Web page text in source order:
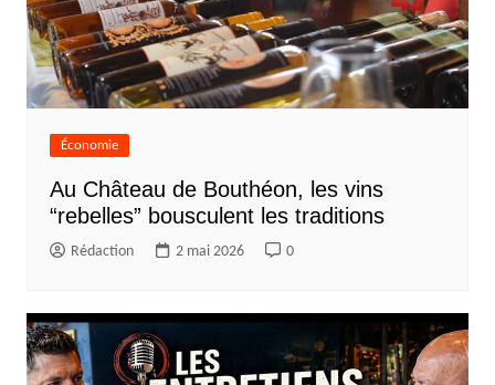
Économie
Au Château de Bouthéon, les vins
“rebelles” bousculent les traditions
Rédaction 2 mai 2026 0